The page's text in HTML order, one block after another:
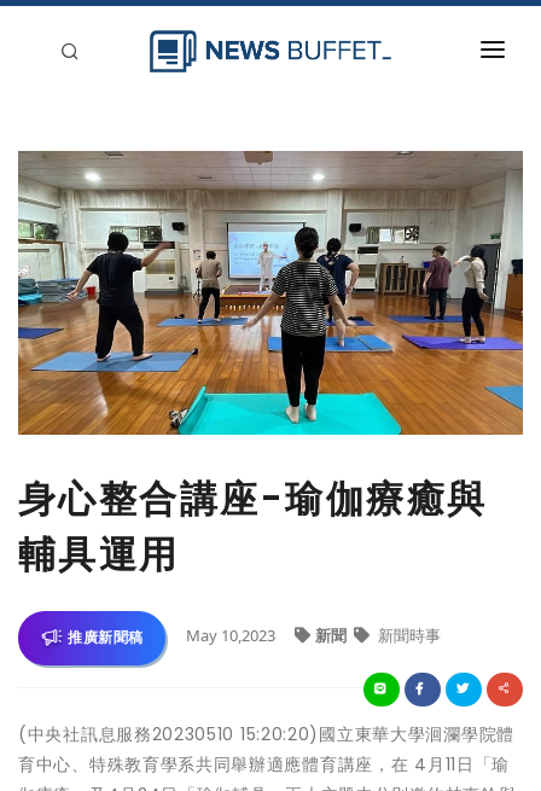
新聞稿分類
登入
刊登
身心整合講座-瑜伽療癒與
輔具運用
推廣新聞稿 May 10,2023 新聞 新聞時事
(中央社訊息服務20230510 15:20:20)國立東華大學洄瀾學院體
育中心、特殊教育學系共同舉辦適應體育講座，在 4月11日「瑜